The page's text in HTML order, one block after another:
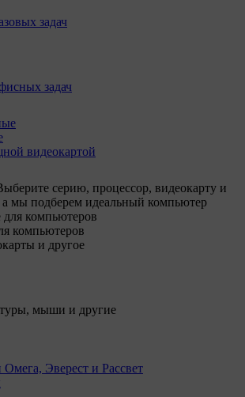
задач
задач
видеокартой
серию, процессор, видеокарту и
а мы подберем идеальный компьютер
компьютеров
и другое
мыши и другие
Эверест и Рассвет